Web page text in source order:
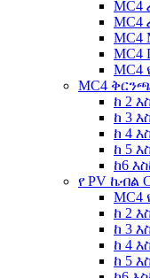
MC4
MC4
MC4
ከ 2
ከ 3
ከ 4
ከ 5
ከ6
የ PV ኬብል
MC4
ከ 2
ከ 3
ከ 4
ከ 5